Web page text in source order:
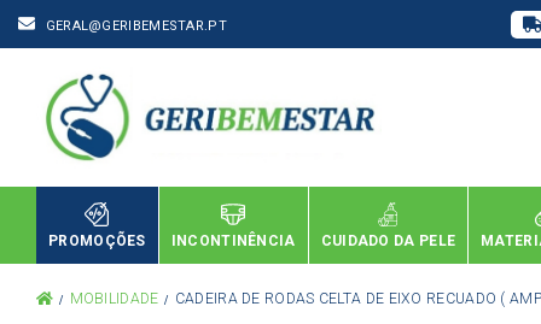
GERAL@GERIBEMESTAR.PT
PROMOÇÕES INCONTINÊNCIA CUIDADO DA PELE
MOBILIDADE CADEIRA DE RODAS CELTA DE EIXO RECUADO (